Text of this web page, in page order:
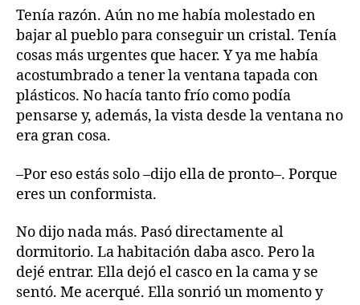
Tenía razón. Aún no me había molestado en
bajar al pueblo para conseguir un cristal. Tenía
cosas más urgentes que hacer. Y ya me había
acostumbrado a tener la ventana tapada con
plásticos. No hacía tanto frío como podía
pensarse y, además, la vista desde la ventana no
era gran cosa.
–Por eso estás solo –dijo ella de pronto–. Porque
eres un conformista.
No dijo nada más. Pasó directamente al
dormitorio. La habitación daba asco. Pero la
dejé entrar. Ella dejó el casco en la cama y se
sentó. Me acerqué. Ella sonrió un momento y